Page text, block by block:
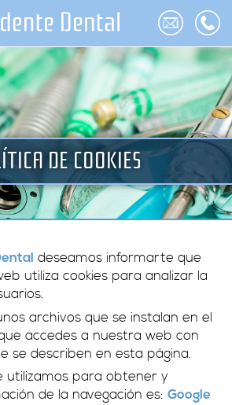
DE COOKIES
deseamos informarte que
utiliza cookies para analizar la
archivos que se instalan en el
accedes a nuestra web con
se describen en esta página.
utilizamos para obtener y
de la navegación es: Google